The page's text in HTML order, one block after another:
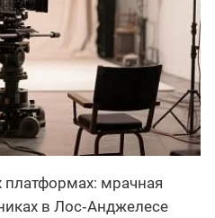
мрачная
в Лос‑Анджелесе